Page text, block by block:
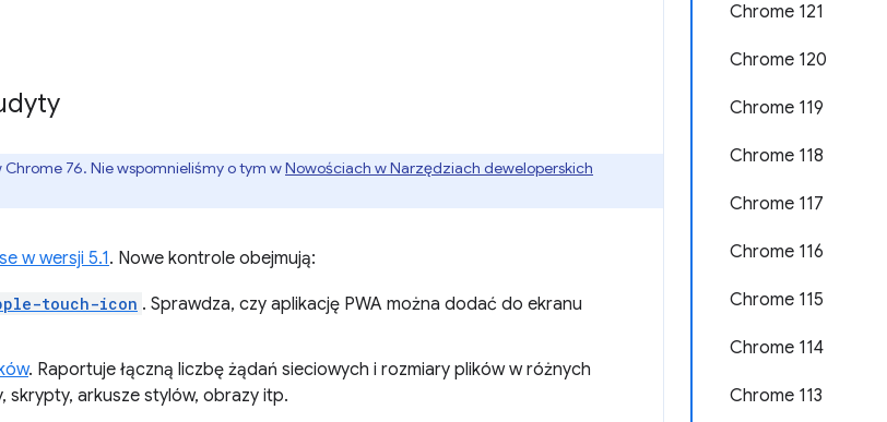
Chrome 121
Chrome 120
Chrome 119
Chrome 118
Chrome 117
Chrome 116
Chrome 115
Chrome 114
Chrome 113
76. Nie wspomnieliśmy o tym wNowościach w Narzędziach deweloperskich
w wersji 5.1. Nowe kontrole obejmują:
touch-icon . Sprawdza, czy aplikację PWA można dodać do ekranu
. Raportuje łączną liczbę żądań sieciowych i rozmiary plików w różnych
skrypty, arkusze stylów, obrazy itp.